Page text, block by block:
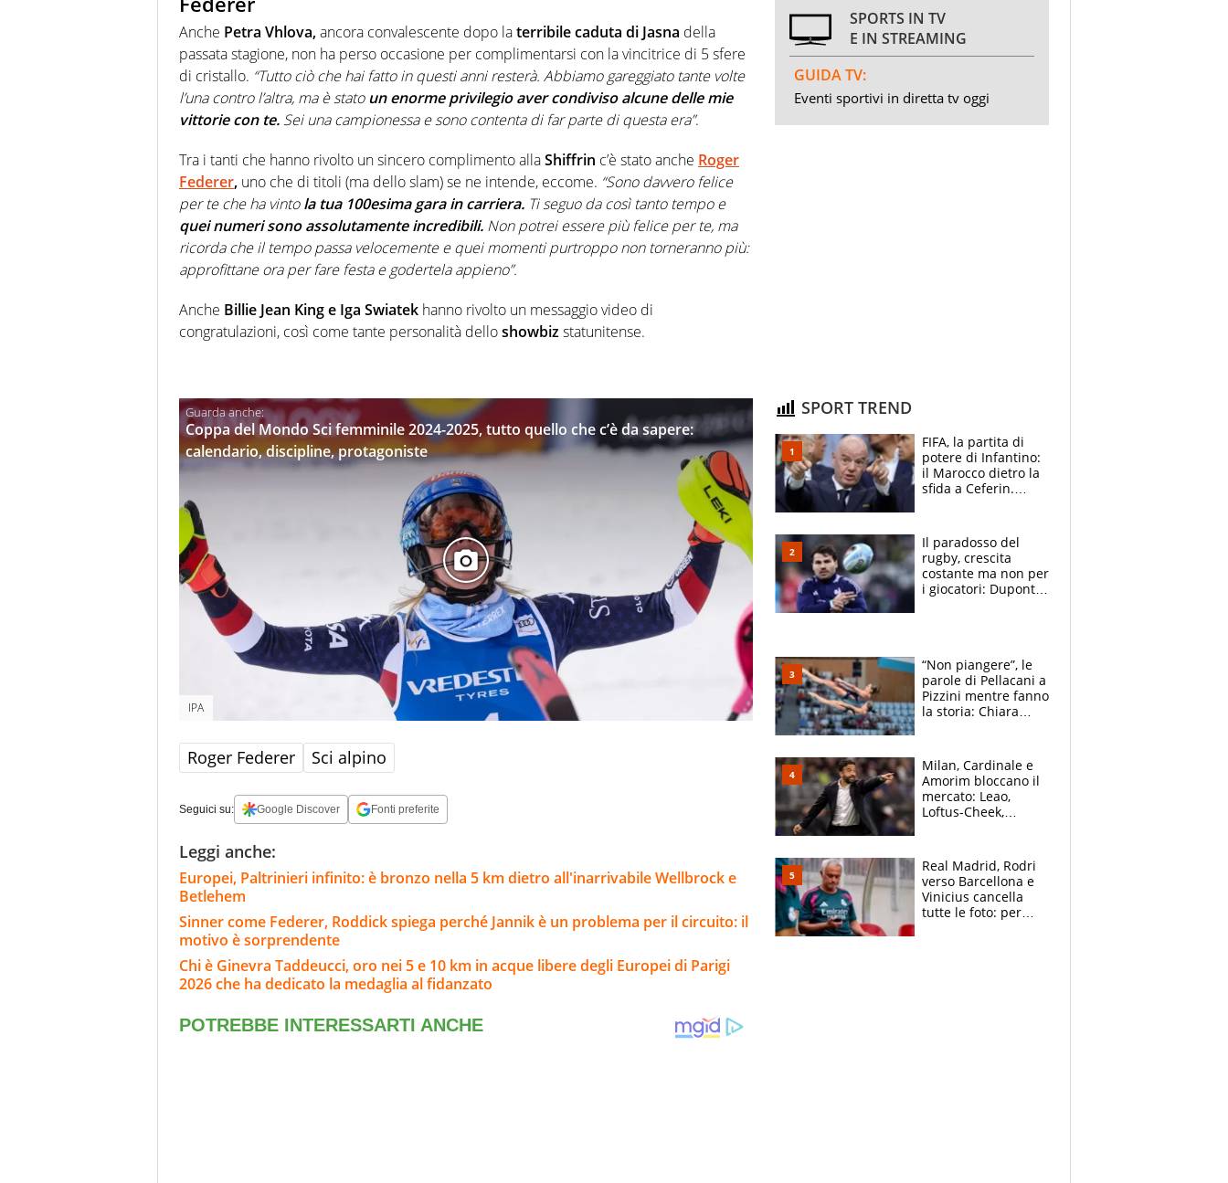
Anche Petra Vhlova,ancora convalescente dopo laterribile caduta di Jasna della
passata stagione, non ha perso occasione per complimentarsi con la vincitrice di 5 sfere
di cristallo. “Tutto ciò che hai fatto in questi anni resterà. Abbiamo gareggiato tante volte
l’una contro l’altra, ma è statoun enorme privilegio aver condiviso alcune delle mie
vittorie con te. Sei una campionessa e sono contenta di far parte di questa era”.
Tra i tanti che hanno rivolto un sincero complimento allaShiffrin c’è stato anche Roger
Federer, uno che di titoli (ma dello slam) se ne intende, eccome. “Sono davvero felice
per te che ha vintola tua 100esima gara in carriera. Ti seguo da così tanto tempo e
quei numeri sono assolutamente incredibili. Non potrei essere più felice per te, ma
ricorda che il tempo passa velocemente e quei momenti purtroppo non torneranno più:
approfittane ora per fare festa e godertela appieno”.
Anche Billie Jean King e Iga Swiatek hanno rivolto un messaggio video di
congratulazioni, così come tante personalità delloshowbizstatunitense.
Coppa del Mondo Sci femminile 2024-2025, tutto quello che c’è da sapere:
calendario, discipline, protagoniste
IPA
Roger Federer Sci alpino
Seguici su: Google Discover Fonti preferite
Leggi anche:
Europei, Paltrinieri infinito: è bronzo nella 5 km dietro all'inarrivabile Wellbrock e
Betlehem
Sinner come Federer, Roddick spiega perché Jannik è un problema per il circuito: il
motivo è sorprendente
Chi è Ginevra Taddeucci, oro nei 5 e 10 km in acque libere degli Europei di Parigi
2026 che ha dedicato la medaglia al fidanzato
SPORTS IN TV
E IN STREAMING
GUIDA TV:
Eventi sportivi in diretta tv oggi
SPORT TREND
FIFA, la partita di
potere di Infantino:
il Marocco dietro la
sfida a Ceferin.
squadre, l’ira di Figo
Il paradosso del
rugby, crescita
costante ma non per
i giocatori: Dupont
“Non piangere”, le
parole di Pellacani a
Pizzini mentre fanno
la storia: Chiara
Milan, Cardinale e
Amorim bloccano il
mercato: Leao,
Loftus-Cheek,
Soulè e Osorio nel
mirino
Real Madrid, Rodri
verso Barcellona e
Vinicius cancella
tutte le foto: per